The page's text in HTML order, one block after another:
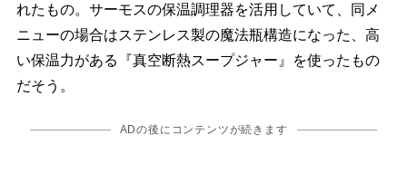
れたもの。サーモスの保温調理器を活用していて、同メ
ニューの場合はステンレス製の魔法瓶構造になった、高
い保温力がある『真空断熱スープジャー』を使ったもの
だそう。
ADの後にコンテンツが続きます